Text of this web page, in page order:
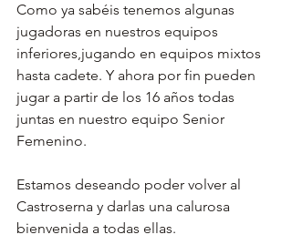
Como ya sabéis tenemos algunas
jugadoras en nuestros equipos
inferiores,jugando en equipos mixtos
hasta cadete. Y ahora por fin pueden
jugar a partir de los 16 años todas
juntas en nuestro equipo Senior
Femenino.
Estamos deseando poder volver al
Castroserna y darlas una calurosa
bienvenida a todas ellas.